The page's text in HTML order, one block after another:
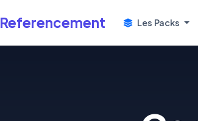
Referencement Les Packs